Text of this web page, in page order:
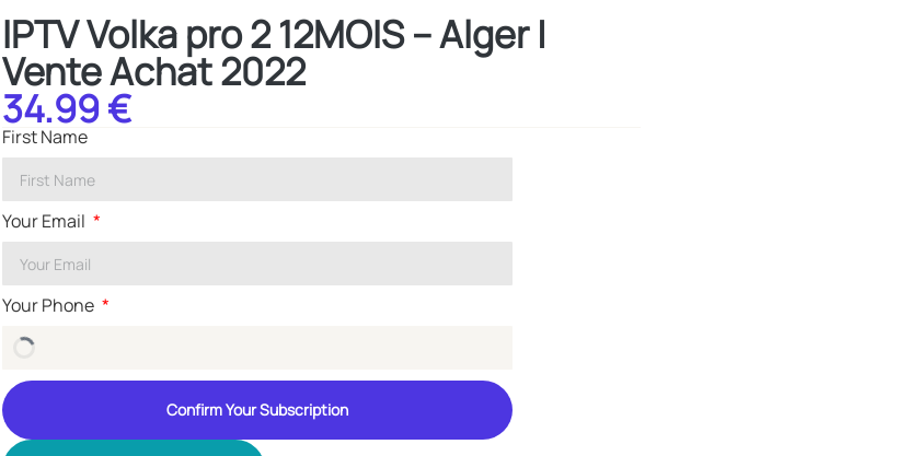
IPTV Volka pro 2 12MOIS – Alger |
Vente Achat 2022
34.99 €
First Name
Your Email
Your Phone
Confirm Your Subscription